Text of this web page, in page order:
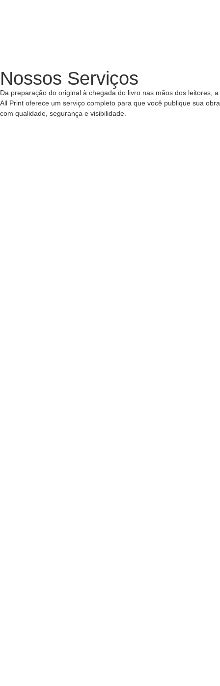
Nossos Serviços
Da preparação do original à chegada do livro nas mãos dos leitores, a
All Print oferece um serviço completo para que você publique sua obra
com qualidade, segurança e visibilidade.